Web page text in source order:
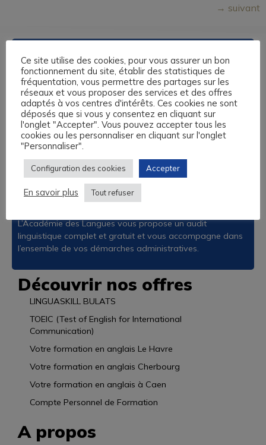
→ suivant
Nos centres de formation sont basés à Caen, au Havre, à
Lisieux et à Rouen. Nous vous proposons des formations
sur-mesure en anglais, espagnol, allemand, italien, langue
des Signes et 13 autres langues, éligibles au Compte
Personnel de Formation, aux fonds de formation des
Travailleurs Non Salariés, et autres financements
L’Académie des Langues vous propose un audit
linguistique complet et gratuit et vous accompagne dans
l’ensemble de vos démarches administratives.
Découvrir nos offres
LINGUASKILL BULATS
TOEIC (Test of English for International
Communication)
Votre formation en anglais Le Havre
Votre formation en anglais Cherbourg
Votre formation en anglais à Caen
Compte Personnel de Formation
A propos
Ce site utilise des cookies, pour vous assurer un bon
fonctionnement du site, établir des statistiques de
fréquentation, vous permettre des partages sur les
réseaux et vous proposer des services et des offres
adaptés à vos centres d'intérêts. Ces cookies ne sont
déposés que si vous y consentez en cliquant sur
l'onglet "Accepter". Vous pouvez accepter tous les
cookies ou les personnaliser en cliquant sur l'onglet
"Personnaliser".
Configuration des cookies Accepter
En savoir plus Tout refuser